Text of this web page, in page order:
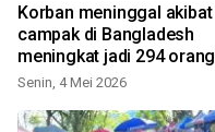
Korban meninggal akibat
campak di Bangladesh
meningkat jadi 294 orang
Senin, 4 Mei 2026